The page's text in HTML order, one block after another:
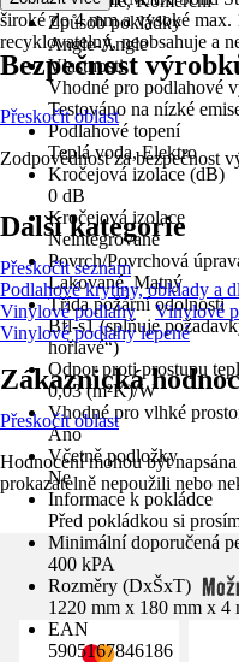
Způsob pokládky
Angle-Angle
Vlastnosti
Vhodné pro podlahové
Testováno na nízké
Podlahové topení
Teplá voda, Elektro
Kročejová izolace (dB)
0 dB
Kročejová izolace
Neintegrované
Povrch/Povrchová
Lakované, Matný
Třída požární odolnosti
Bfl-s1 (splňuje
hořlavé“)
Odpor proti prostupu
0,03 (m²K)/W
Vhodné pro vlhké
Ano
Včetně podložky
Ne
Informace k pokládce
Před pokládkou si
Minimální doporučená
400 kPA
Rozměry (DxŠxT)
1220 mm x 180 mm x 4
EAN
5905167846186
široké do 4 mm a vysoké
recyklovatelný, neobsahuje a
Bezpečnost
Přeskočit oblast
Zodpovědnost za bezpečnost
Další kategorie
Přeskočit seznam
Podlahové krytiny, obklady a
Vinylové podlahy
Vinylové
Vinylové podlahy lepené
Zákaznická
Přeskočit oblast
Hodnocení mohou být
prokazatelně nepoužili nebo